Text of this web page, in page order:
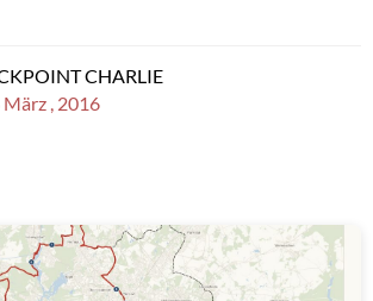
CHARLIE
März , 2016